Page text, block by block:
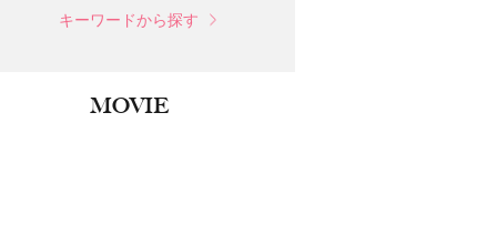
キーワードから探す
MOVIE